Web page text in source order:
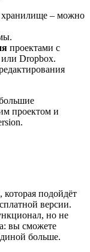
– можно
проектами с
Dropbox.
проектом и
подойдёт
версии.
но не
вы сможете
больше.